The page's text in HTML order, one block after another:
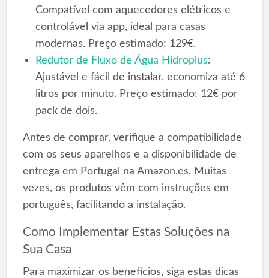
Compatível com aquecedores elétricos e
controlável via app, ideal para casas
modernas. Preço estimado: 129€.
Redutor de Fluxo de Água Hidroplus:
Ajustável e fácil de instalar, economiza até 6
litros por minuto. Preço estimado: 12€ por
pack de dois.
Antes de comprar, verifique a compatibilidade
com os seus aparelhos e a disponibilidade de
entrega em Portugal na Amazon.es. Muitas
vezes, os produtos vêm com instruções em
português, facilitando a instalação.
Como Implementar Estas Soluções na
Sua Casa
Para maximizar os benefícios, siga estas dicas